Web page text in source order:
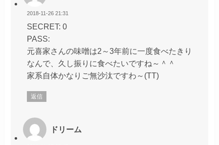
2018-11-26 21:31
SECRET: 0
PASS:
元喜家さんの味噌は2～3年前に一度食べたきり
なんで、久し振りに食べたいですね～＾＾
家系自体かなりご無沙汰ですわ～(TT)
返信
ドリーム